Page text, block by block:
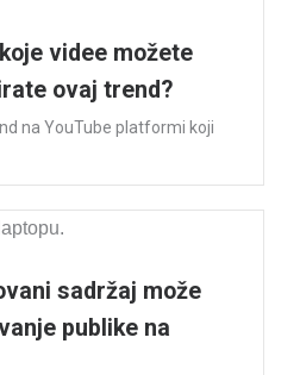
videe možete
ovaj trend?
na YouTube platformi koji
sadržaj može
publike na